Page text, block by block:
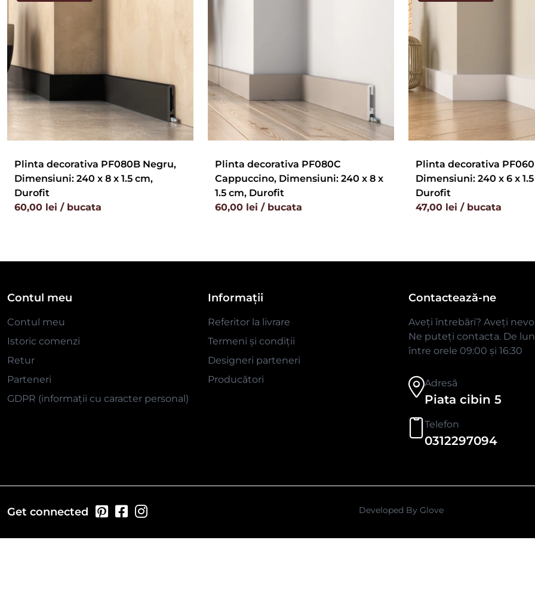
Plinta decorativa PF080B Negru,
Dimensiuni: 240 x 8 x 1.5 cm,
Durofit
60,00 lei / bucata
Plinta decorativa PF080C
Cappuccino, Dimensiuni: 240 x 8 x
1.5 cm, Durofit
60,00 lei / bucata
Plinta decorativa
Dimensiuni: 240 x 6 x
Durofit
47,00 lei / bucata
Contul meu
Contul meu
Istoric comenzi
Retur
Parteneri
GDPR (informații cu caracter personal)
Informații
Referitor la livrare
Termeni și condiții
Designeri parteneri
Producători
Contactează-ne
Aveți întrebări? Aveți
Ne puteți contacta. De
între orele 09:00 și 16:30
Adresă
Piata cibin 5
Telefon
0312297094
Get connected Developed By Glove